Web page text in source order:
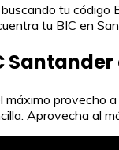
tu código
tu BIC en
máximo provecho
Aprovecha al